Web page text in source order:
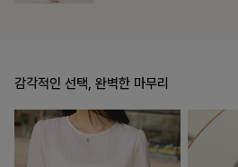
감각적인 선택, 완벽한 마무리